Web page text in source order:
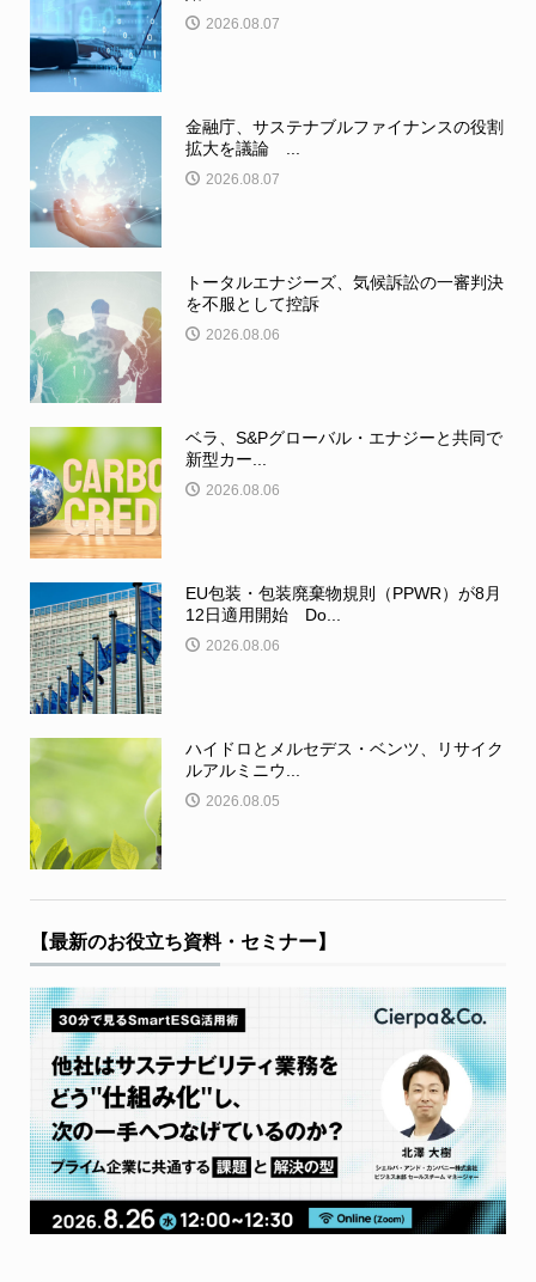
2026.08.07
金融庁、サステナブルファイナンスの役割
拡大を議論 ...
2026.08.07
トータルエナジーズ、気候訴訟の一審判決
を不服として控訴
2026.08.06
ベラ、S&Pグローバル・エナジーと共同で
新型カー...
2026.08.06
EU包装・包装廃棄物規則（PPWR）が8月
12日適用開始 Do...
2026.08.06
ハイドロとメルセデス・ベンツ、リサイク
ルアルミニウ...
2026.08.05
【最新のお役立ち資料・セミナー】